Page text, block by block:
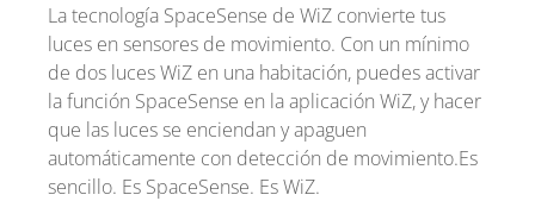
La tecnología SpaceSense de WiZ convierte tus
luces en sensores de movimiento. Con un mínimo
de dos luces WiZ en una habitación, puedes activar
la función SpaceSense en la aplicación WiZ, y hacer
que las luces se enciendan y apaguen
automáticamente con detección de movimiento.Es
sencillo. Es SpaceSense. Es WiZ.